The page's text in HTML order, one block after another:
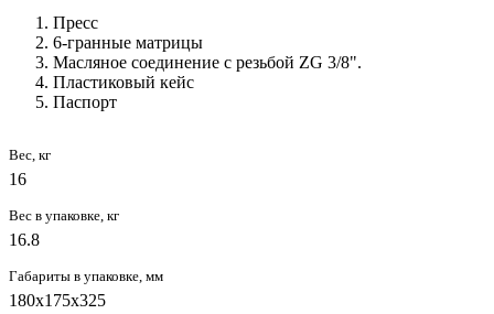
Пресс
6-гранные матрицы
Масляное соединение с резьбой ZG 3/8".
Пластиковый кейс
Паспорт
Вес, кг
16
Вес в упаковке, кг
16.8
Габариты в упаковке, мм
180x175x325